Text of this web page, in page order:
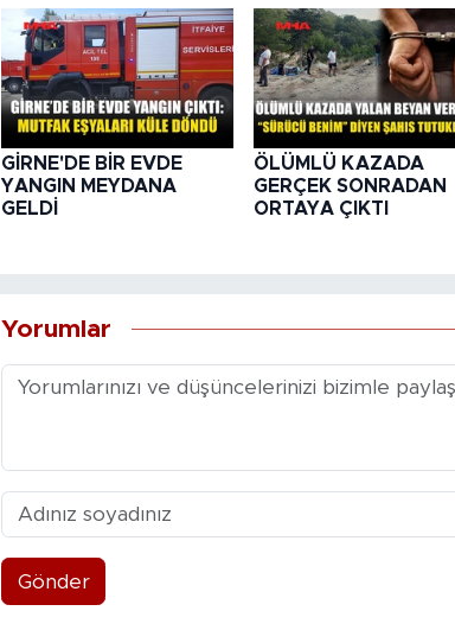
GİRNE'DE BİR EVDE
YANGIN MEYDANA
GELDİ
ÖLÜMLÜ KAZADA
GERÇEK SONRADAN
ORTAYA ÇIKTI
Yorumlar
Gönder